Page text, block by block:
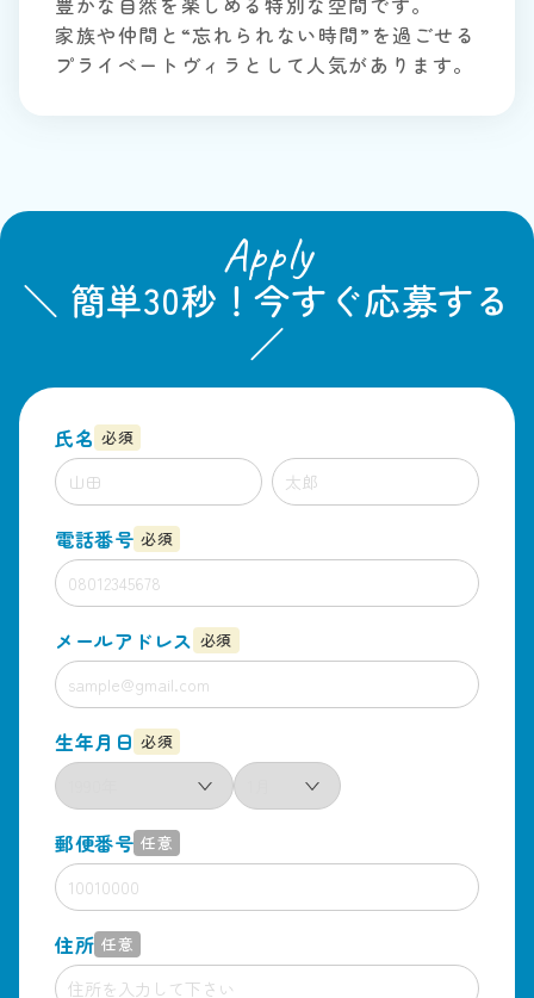
家族や仲間と“忘れられない時間”を過ごせる
プライベートヴィラとして人気があります。
Apply
＼ 簡単30秒！今すぐ応募する
／
氏名 必須
電話番号 必須
メールアドレス 必須
生年月日 必須
郵便番号 任意
住所 任意